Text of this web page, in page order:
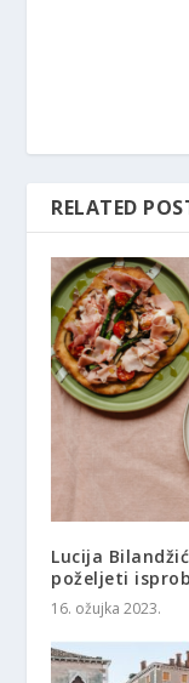
RELATED
Lucija
poželjeti
16. ožujka 2023.